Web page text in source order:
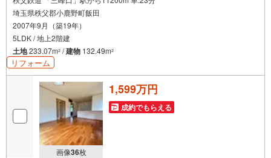
埼玉県秩父郡小鹿野町飯田
2007年9月（築19年）
5LDK / 地上2階建
土地233.07m2 /建物 132.49m2
リフォーム
画像36枚
1,599万円
成約でもらえる